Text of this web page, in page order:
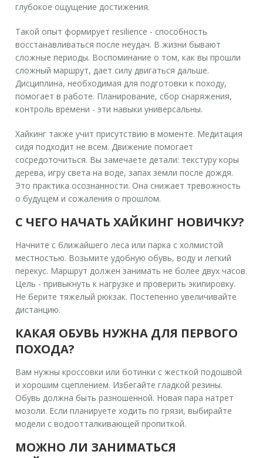
глубокое ощущение достижения.
Такой опыт формирует resilience - способность
восстанавливаться после неудач. В жизни бывают
сложные периоды. Воспоминание о том, как вы прошли
сложный маршрут, дает силу двигаться дальше.
Дисциплина, необходимая для подготовки к походу,
помогает в работе. Планирование, сбор снаряжения,
контроль времени - эти навыки универсальны.
Хайкинг также учит присутствию в моменте. Медитация
сидя подходит не всем. Движение помогает
сосредоточиться. Вы замечаете детали: текстуру коры
дерева, игру света на воде, запах земли после дождя.
Это практика осознанности. Она снижает тревожность
о будущем и сожаления о прошлом.
С ЧЕГО НАЧАТЬ ХАЙКИНГ НОВИЧКУ?
Начните с ближайшего леса или парка с холмистой
местностью. Возьмите удобную обувь, воду и легкий
перекус. Маршрут должен занимать не более двух часов.
Цель - привыкнуть к нагрузке и проверить экипировку.
Не берите тяжелый рюкзак. Постепенно увеличивайте
дистанцию.
КАКАЯ ОБУВЬ НУЖНА ДЛЯ ПЕРВОГО
ПОХОДА?
Вам нужны кроссовки или ботинки с жесткой подошвой
и хорошим сцеплением. Избегайте гладкой резины.
Обувь должна быть разношенной. Новая пара натрет
мозоли. Если планируете ходить по грязи, выбирайте
модели с водоотталкивающей пропиткой.
МОЖНО ЛИ ЗАНИМАТЬСЯ